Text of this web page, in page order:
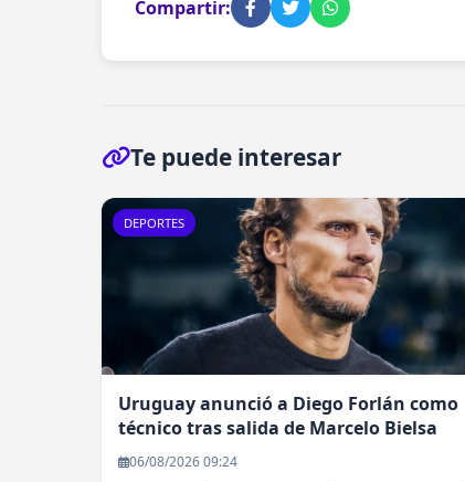
Compartir:
Te puede interesar
DEPORTES
Uruguay anunció a Diego Forlán como
técnico tras salida de Marcelo Bielsa
06/08/2026 09:24